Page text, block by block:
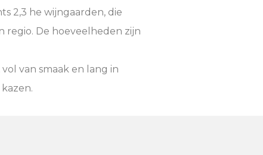
2,3 he wijngaarden, die
regio. De hoeveelheden zijn
van smaak en lang in